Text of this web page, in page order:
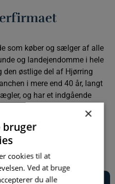
som køber og sælger af alle
og landejendomme i hele
den østlige del af Hjørring
i mere end 40 år, langt
og har et indgående
rigtige prissætning af
af interesserede
vi over 100 lejeboliger.
×
bruger
cookies til at
Ved at bruge
du alle